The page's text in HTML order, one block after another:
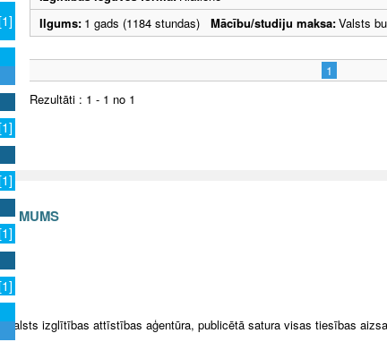
[1]
[1]
[1]
[1]
[1]
Ilgums: 1 gads (1184 stundas) Mācību/studiju maksa:Valsts
1
Rezultāti : 1 - 1 no 1
MUMS
Valsts izglītības attīstības aģentūra, publicētā satura visas tiesības